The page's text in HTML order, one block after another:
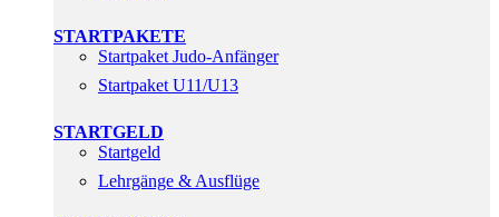
STARTPAKETE
Startpaket Judo-Anfänger
Startpaket U11/U13
STARTGELD
Startgeld
Lehrgänge & Ausflüge